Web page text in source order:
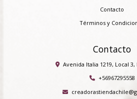
Contacto
Términos y
Contacto
Avenida Italia 1219, Local
+56967295558